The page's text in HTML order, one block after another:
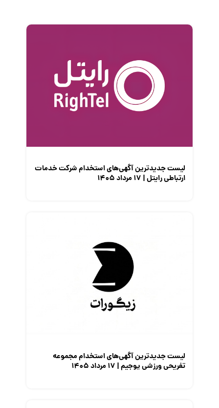
فریلنسر
گزارش‌های آماری
مصاحبه شغلی
معرفی شرکت ها
معرفی متخصصان منابع انسانی
لیست جدیدترین آگهی‌های استخدام شرکت خدمات
ارتباطی رایتل | ۱۷ مرداد ۱۴۰۵
لیست جدیدترین آگهی‌های استخدام مجموعه
تفریحی ورزشی یوجیم | ۱۷ مرداد ۱۴۰۵